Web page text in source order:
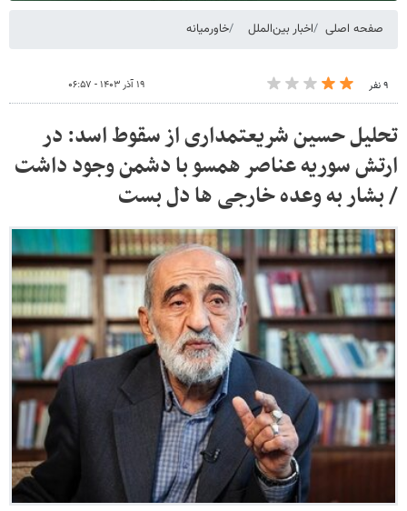
صفحه اصلی اخبار بین‌الملل خاورمیانه
۹ نفر ۱۹ آذر ۱۴۰۳ - ۰۶:۵۷
تحلیل حسین شریعتمداری از سقوط اسد: در
ارتش سوریه عناصر همسو با دشمن وجود داشت
/ بشار به وعده خارجی ها دل بست